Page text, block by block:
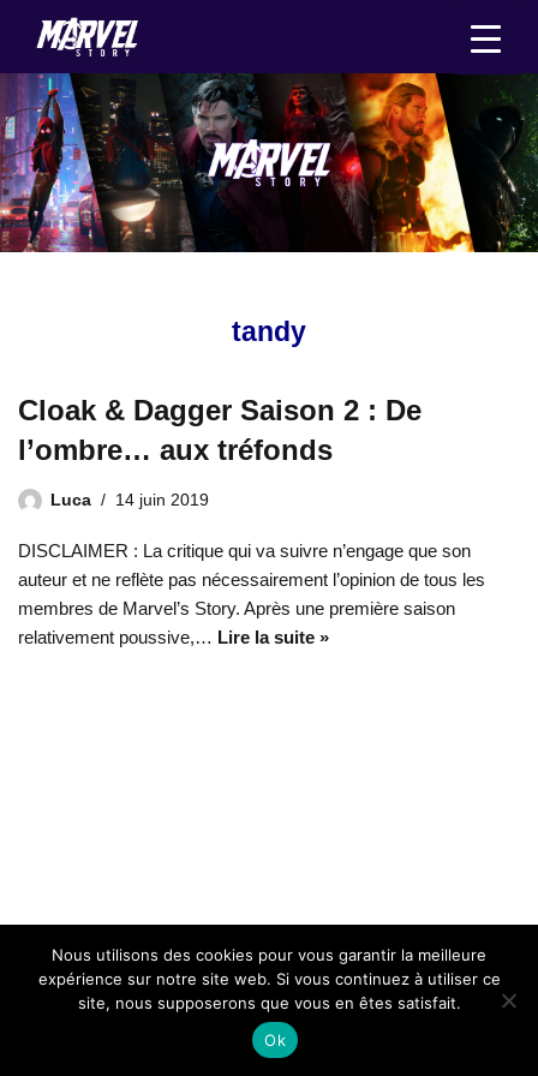
au
contenu
tandy
Cloak & Dagger Saison 2 : De
l’ombre… aux tréfonds
Luca 14 juin 2019
DISCLAIMER : La critique qui va suivre n’engage que son
auteur et ne reflète pas nécessairement l’opinion de tous les
membres de Marvel’s Story. Après une première saison
relativement poussive,… Lire la suite »
Marvel Story 2020
Nous utilisons des cookies pour vous garantir la meilleure
expérience sur notre site web. Si vous continuez à utiliser ce
site, nous supposerons que vous en êtes satisfait.
Ok